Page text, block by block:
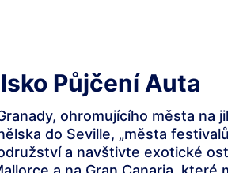
Půjčení Auta
ohromujícího města na
do Seville, „města
a navštivte exotické